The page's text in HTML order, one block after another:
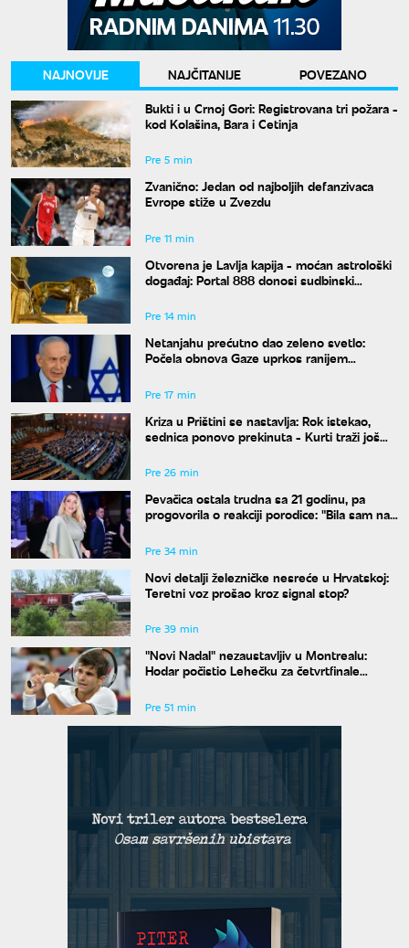
NAJNOVIJE NAJČITANIJE
POVEZANO
Bukti i u Crnoj Gori: Registrovana tri požara -
kod Kolašina, Bara i Cetinja
Pre 5 min
Zvanično: Jedan od najboljih defanzivaca
Evrope stiže u Zvezdu
Pre 11 min
Otvorena je Lavlja kapija - moćan astrološki
događaj: Portal 888 donosi sudbinski
Pre 14 min
Netanjahu prećutno dao zeleno svetlo:
Počela obnova Gaze uprkos ranijem
Pre 17 min
Kriza u Prištini se nastavlja: Rok istekao,
sednica ponovo prekinuta - Kurti traži još
Pre 26 min
Pevačica ostala trudna sa 21 godinu, pa
progovorila o reakciji porodice: "Bila sam na
Pre 34 min
Novi detalji železničke nesreće u Hrvatskoj:
Teretni voz prošao kroz signal stop?
Pre 39 min
"Novi Nadal" nezaustavljiv u Montrealu:
Hodar počistio Lehečku za četvrtfinale
Pre 51 min